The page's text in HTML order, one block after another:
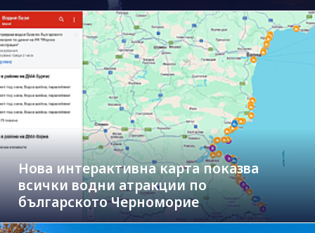
Нова интерактивна карта показва
всички водни атракции по
българското Черноморие